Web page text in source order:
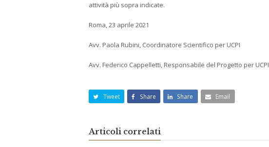
attività più sopra indicate.
Roma, 23 aprile 2021
Avv. Paola Rubini, Coordinatore Scientifico per UCPI
Avv. Federico Cappelletti, Responsabile del Progetto per UCPI
Tweet Share Share Email
Articoli correlati